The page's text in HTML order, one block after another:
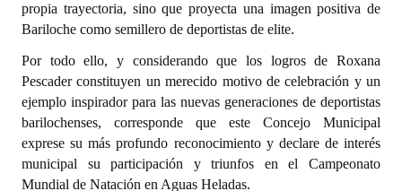
INSTITUCIONAL
Antiguos Pobladores
Noticias Destacadas
Registros y Distinciones
Datos Históricos
propia trayectoria, sino que proyecta una imagen positiva de
Bariloche como semillero de deportistas de elite.
Por todo ello, y considerando que los logros de Roxana
Pescader constituyen un merecido motivo de celebración y un
ejemplo inspirador para las nuevas generaciones de deportistas
barilochenses, corresponde que este Concejo Municipal
exprese su más profundo reconocimiento y declare de interés
municipal su participación y triunfos en el Campeonato
Mundial de Natación en Aguas Heladas.